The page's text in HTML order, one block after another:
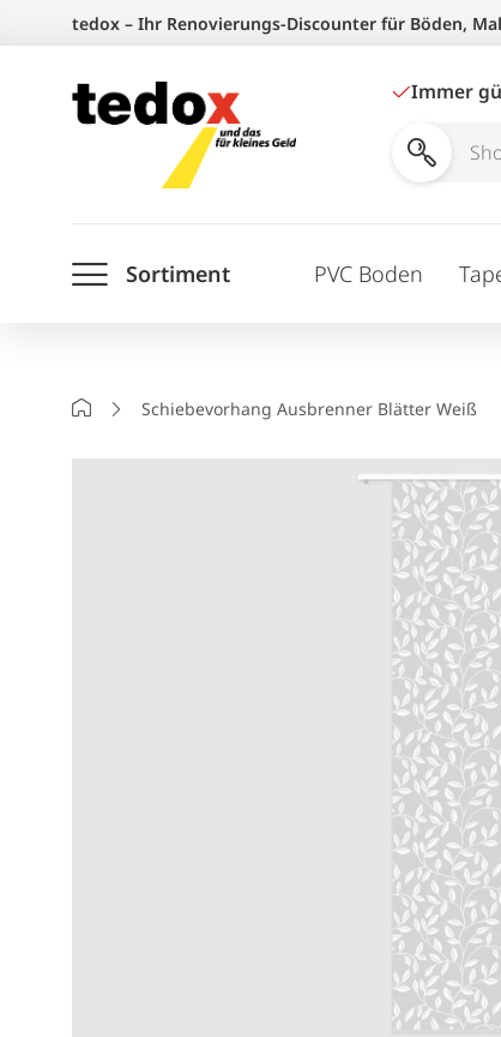
springen
tedox – Ihr Renovierungs-Discounter für Böden,
Immer
Shop
Sortiment PVC Boden
StartseiteSchiebevorhang Ausbrenner Blätter Weiß